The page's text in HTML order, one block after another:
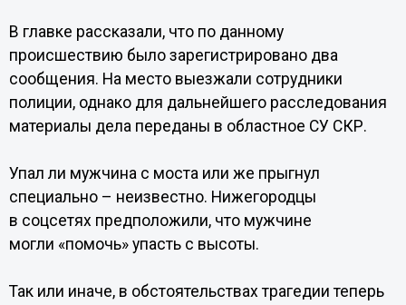
В главке рассказали, что по данному
происшествию было зарегистрировано два
сообщения. На место выезжали сотрудники
полиции, однако для дальнейшего расследования
материалы дела переданы в областное СУ СКР.
Упал ли мужчина с моста или же прыгнул
специально – неизвестно. Нижегородцы
в соцсетях предположили, что мужчине
могли «помочь» упасть с высоты.
Так или иначе, в обстоятельствах трагедии теперь